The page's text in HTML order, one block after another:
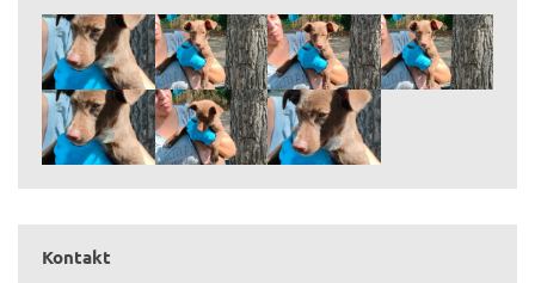
Kontakt